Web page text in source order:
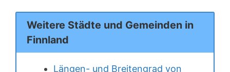
Weitere Städte und Gemeinden in
Finnland
Längen- und Breitengrad von